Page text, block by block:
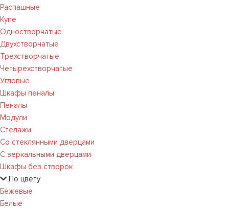
Распашные
Купе
Одностворчатые
Двухстворчатые
Трехстворчатые
Четырехстворчатые
Угловые
Шкафы пеналы
Пеналы
Модули
Стелажи
Со стеклянными дверцами
С зеркальными дверцами
Шкафы без створок
По цвету
Бежевые
Белые